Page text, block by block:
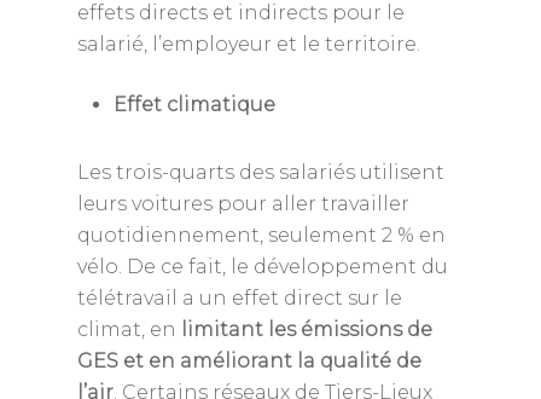
effets directs et indirects pour le
salarié, l’employeur et le territoire.
Effet climatique
Les trois-quarts des salariés utilisent
leurs voitures pour aller travailler
quotidiennement, seulement 2 % en
vélo. De ce fait, le développement du
télétravail a un effet direct sur le
climat, en
limitant les émissions de
GES et en améliorant la qualité de
l’air. Certains réseaux de Tiers-Lieux